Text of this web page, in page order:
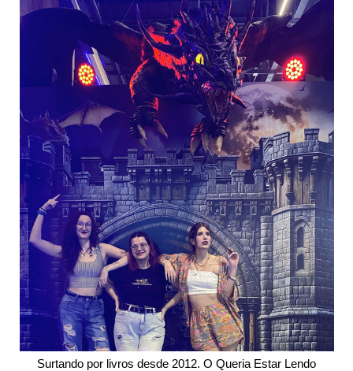
Surtando por livros desde 2012. O Queria Estar Lendo